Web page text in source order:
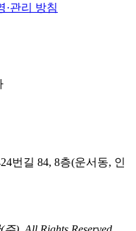
관리 방침
번길 84, 8층(운서동, 인